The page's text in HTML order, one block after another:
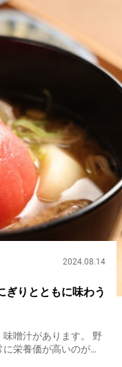
2024.08.14
りとともに味わう
噌汁があります。 野
栄養価が高いのが特